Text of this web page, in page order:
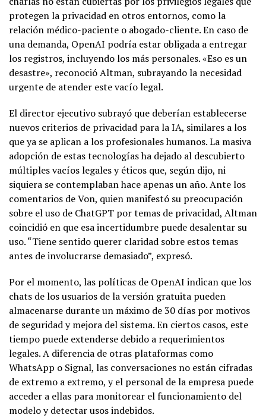
protegen la privacidad en otros entornos, como la
relación médico-paciente o abogado-cliente. En caso de
una demanda, OpenAI podría estar obligada a entregar
los registros, incluyendo los más personales. «Eso es un
desastre», reconoció Altman, subrayando la necesidad
urgente de atender este vacío legal.
El director ejecutivo subrayó que deberían establecerse
nuevos criterios de privacidad para la IA, similares a los
que ya se aplican a los profesionales humanos. La masiva
adopción de estas tecnologías ha dejado al descubierto
múltiples vacíos legales y éticos que, según dijo, ni
siquiera se contemplaban hace apenas un año. Ante los
comentarios de Von, quien manifestó su preocupación
sobre el uso de ChatGPT por temas de privacidad, Altman
coincidió en que esa incertidumbre puede desalentar su
uso. “Tiene sentido querer claridad sobre estos temas
antes de involucrarse demasiado”, expresó.
Por el momento, las políticas de OpenAI indican que los
chats de los usuarios de la versión gratuita pueden
almacenarse durante un máximo de 30 días por motivos
de seguridad y mejora del sistema. En ciertos casos, este
tiempo puede extenderse debido a requerimientos
legales. A diferencia de otras plataformas como
WhatsApp o Signal, las conversaciones no están cifradas
de extremo a extremo, y el personal de la empresa puede
acceder a ellas para monitorear el funcionamiento del
modelo y detectar usos indebidos.